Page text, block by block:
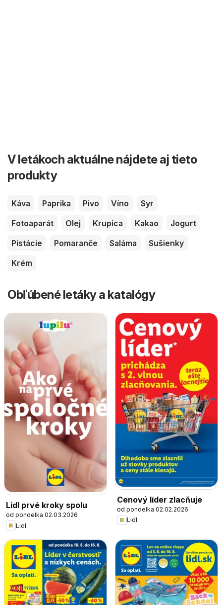
V letákoch aktuálne nájdete aj tieto
produkty
Káva Paprika Pivo Víno
Syr
Fotoaparát
Olej Krupica Kakao
Jogurt
Pistácie
Pomaranče Saláma
Sušienky
Krém
Obľúbené letáky a katalógy
Lidl prvé kroky spolu
od pondelka 02.03.2026
Lidl
Cenový líder zlacňuje
od pondelka 02.02.2026
Lidl